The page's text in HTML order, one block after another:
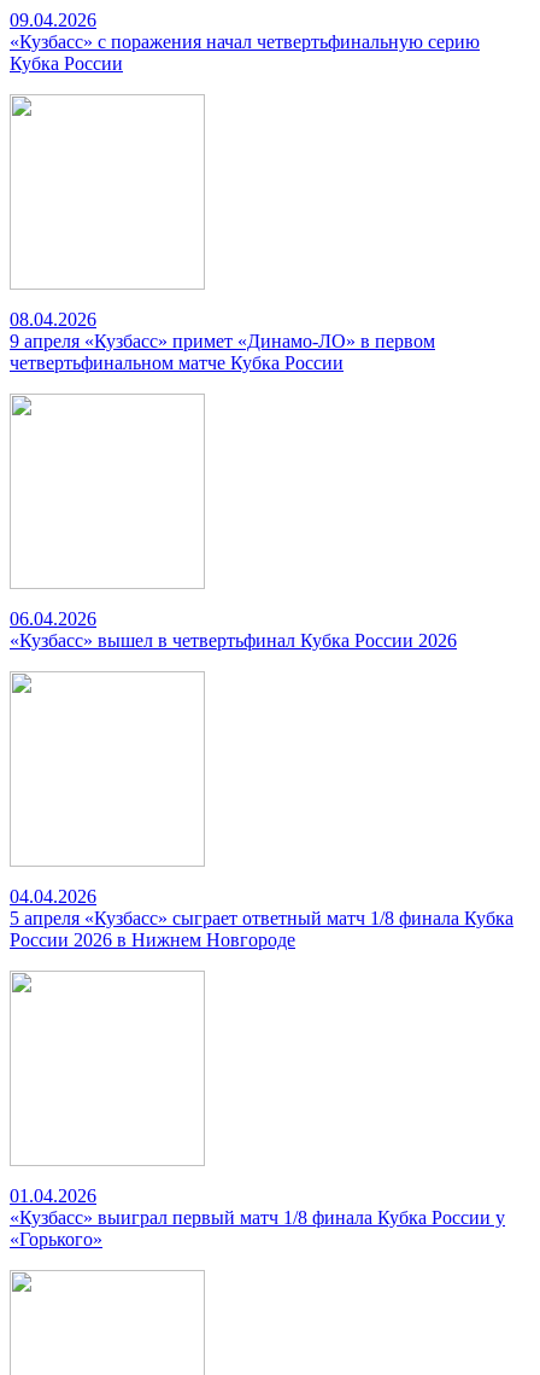
09.04.2026
«Кузбасс» с поражения начал четвертьфинальную серию
Кубка России
08.04.2026
9 апреля «Кузбасс» примет «Динамо-ЛО» в первом
четвертьфинальном матче Кубка России
06.04.2026
«Кузбасс» вышел в четвертьфинал Кубка России 2026
04.04.2026
5 апреля «Кузбасс» сыграет ответный матч 1/8 финала Кубка
России 2026 в Нижнем Новгороде
01.04.2026
«Кузбасс» выиграл первый матч 1/8 финала Кубка России у
«Горького»